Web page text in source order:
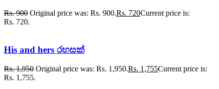
Rs.900 Original price was: Rs. 900.Rs. 720Current price is:
Rs. 720.
His and hers රහසක්
Rs.1,950 Original price was: Rs. 1,950.Rs. 1,755Current price is:
Rs. 1,755.